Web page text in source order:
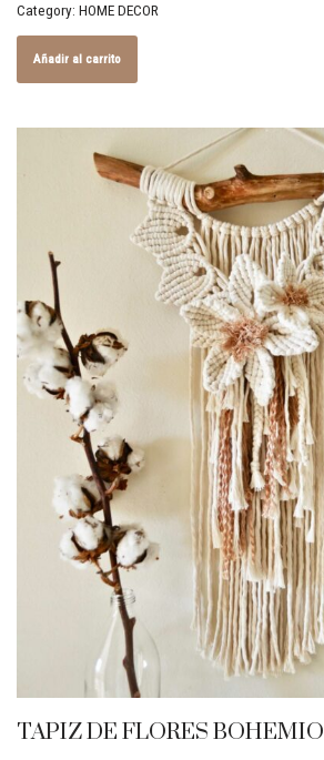
Category: HOME DECOR
Añadir al carrito
TAPIZ DE FLORES BOHEMIO